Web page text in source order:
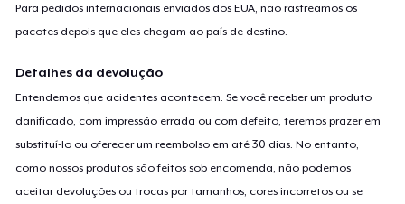
Para pedidos internacionais enviados dos EUA, não rastreamos os
pacotes depois que eles chegam ao país de destino.
Detalhes da devolução
Entendemos que acidentes acontecem. Se você receber um produto
danificado, com impressão errada ou com defeito, teremos prazer em
substituí-lo ou oferecer um reembolso em até 30 dias. No entanto,
como nossos produtos são feitos sob encomenda, não podemos
aceitar devoluções ou trocas por tamanhos, cores incorretos ou se